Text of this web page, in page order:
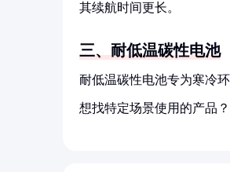
其续航时间更长。
三、耐低温碳性电池
耐低温碳性电池专为寒冷
想找特定场景使用的产品